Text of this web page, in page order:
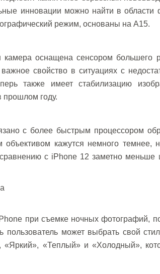
инновации можно найти в области
режим, основаны на A15.
оснащена сенсором большего
свойство в ситуациях с
также имеет стабилизацию
прошлом году.
с более быстрым процессором
объективом кажутся немного
с iPhone 12 заметно меньше
при съемке ночных фотографий,
может выбрать свой
«Теплый» и «Холодный»,